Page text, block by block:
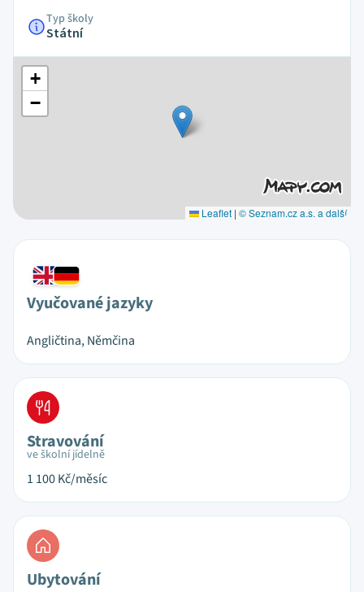
Typ školy
Státní
+
−
Leaflet | © Seznam.cz a.s. a další
Vyučované jazyky
Angličtina, Němčina
Stravování
ve školní jídelně
1 100Kč/měsíc
Ubytování